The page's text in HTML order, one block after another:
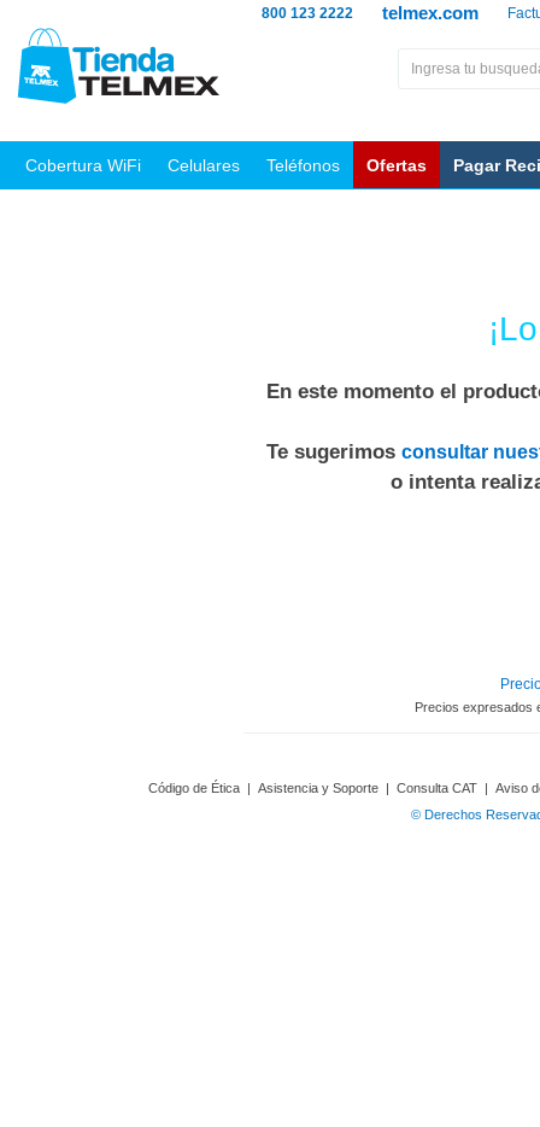
telmex.com
800 123 2222
Cobertura WiFi Celulares Teléfonos Ofertas Pagar
En este momento el
Te sugerimos consultar
o intenta
Precios expresados
Código de Ética | Asistencia y Soporte | Consulta CAT | Aviso
© Derechos